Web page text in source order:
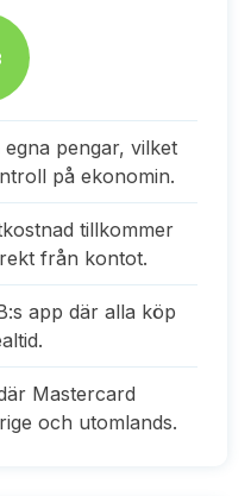
pengar, vilket
på ekonomin.
tillkommer
från kontot.
app där alla köp
Mastercard
och utomlands.